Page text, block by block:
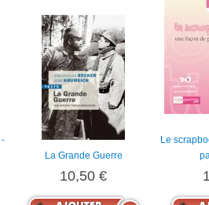
La Grande Guerre
10,50 €
Le